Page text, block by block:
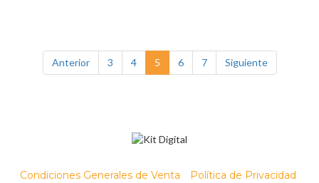
Anterior 3(current)
4(current)
5(current)
6(current)
7(current)Siguiente
Condiciones Generales de Venta Política de Privacidad